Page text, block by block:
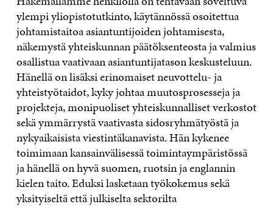
ylempi yliopistotutkinto, käytännössä osoitettua
johtamistaitoa asiantuntijoiden johtamisesta,
näkemystä yhteiskunnan päätöksenteosta ja valmius
osallistua vaativaan asiantuntijatason keskusteluun.
Hänellä on lisäksi erinomaiset neuvottelu- ja
yhteistyötaidot, kyky johtaa muutosprosesseja ja
projekteja, monipuoliset yhteiskunnalliset verkostot
sekä ymmärrystä vaativasta sidosryhmätyöstä ja
nykyaikaisista viestintäkanavista. Hän kykenee
toimimaan kansainvälisessä toimintaympäristössä
ja hänellä on hyvä suomen, ruotsin ja englannin
kielen taito. Eduksi lasketaan työkokemus sekä
yksityiseltä että julkiselta sektorilta